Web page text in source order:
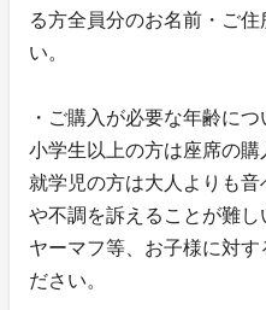
る方全員分のお名前・ご
い。
・ご購入が必要な年齢につ
小学生以上の方は座席の
就学児の方は大人よりも
や不調を訴えることが難
ヤーマフ等、お子様に対す
ださい。